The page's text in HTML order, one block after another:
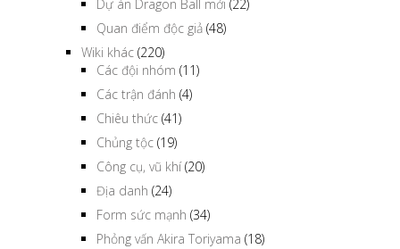
Dự án Dragon Ball mới (22)
Quan điểm độc giả (48)
Wiki khác (220)
Các đội nhóm (11)
Các trận đánh (4)
Chiêu thức (41)
Chủng tộc (19)
Công cụ, vũ khí(20)
Địa danh (24)
Form sức mạnh (34)
Phỏng vấn Akira Toriyama (18)